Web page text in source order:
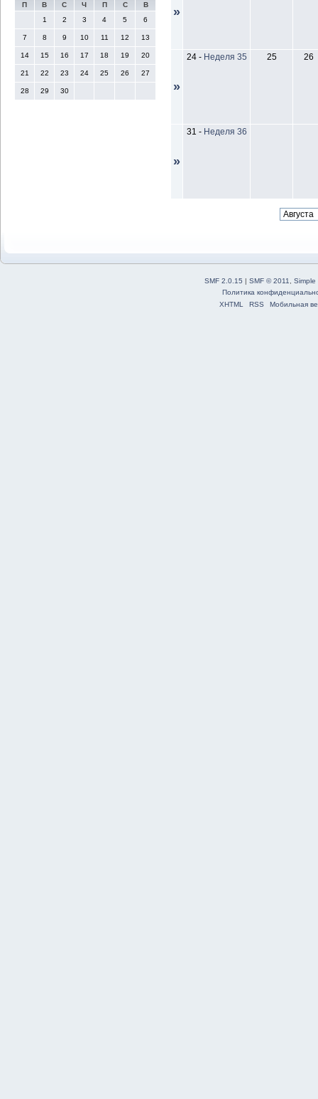
П В С Ч П С
В
1
2 3 4 5 6
7 8 9 10 11 12 13
14 15 16 17 18 19 20
21 22 23 24 25 26 27
28 29 30
»
»
24- Неделя 35 25 26
»
31 - Неделя 36
SMF 2.0.15 | SMF © 2011, Simple
Политика
XHTML
RSS Мобильная